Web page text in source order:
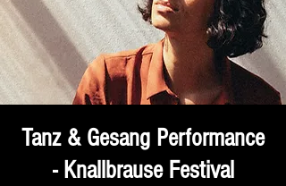
Tanz & Gesang Performance
- Knallbrause Festival